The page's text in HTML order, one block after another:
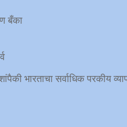
बँका
भारताचा सर्वाधिक परकीय